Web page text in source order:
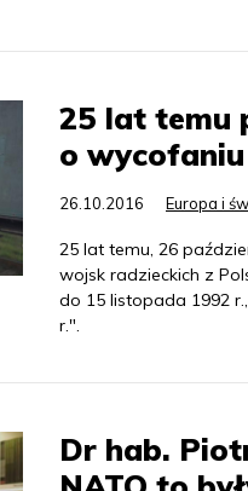
25 lat temu
o
26.10.2016 Europa i
25 lat temu, 26
wojsk radzieckich z
do 15 listopada 1992
r.".
Dr hab.